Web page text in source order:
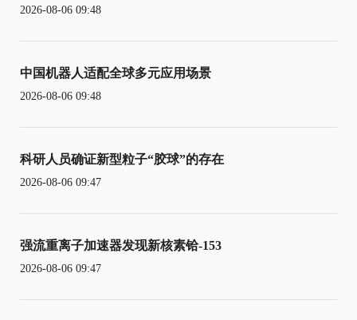
2026-08-06 09:48
中国机器人适配全球多元应用场景
2026-08-06 09:48
科研人员确证新型粒子“胶球”的存在
2026-08-06 09:47
强流重离子加速器发现新核素铪-153
2026-08-06 09:47